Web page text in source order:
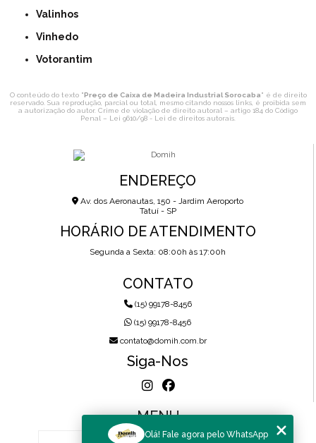
Valinhos
Vinhedo
Votorantim
O conteúdo do texto "Preço de Caixa de Madeira Industrial Sorocaba" é de direito
reservado. Sua reprodução, parcial ou total, mesmo citando nossos links, é proibida sem
a autorização do autor. Crime de violação de direito autoral – artigo 184 do Código
Penal – Lei 9610/98 - Lei de direitos autorais
ENDEREÇO
Av. dos Aeronautas, 150 - Jardim Aeroporto
Tatuí - SP
HORÁRIO DE ATENDIMENTO
Segunda a Sexta: 08:00h às 17:00h
CONTATO
(15) 99178-8456
(15) 99178-8456
contato@domih.com.br
Siga-Nos
MENU
HOME
Olá! Fale agora pelo WhatsApp